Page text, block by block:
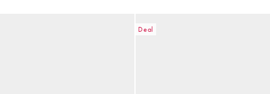
Deal